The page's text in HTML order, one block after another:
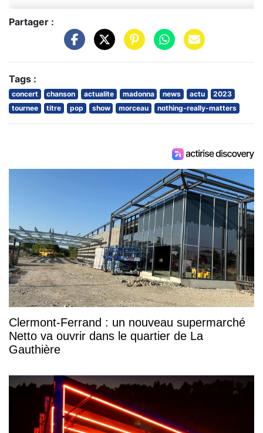
Partager :
Tags :
concert chanson actualite madonna news actu
2023
tournee
titre pop show morceau nothing-really-matters
Clermont-Ferrand : un nouveau supermarché
Netto va ouvrir dans le quartier de La
Gauthière